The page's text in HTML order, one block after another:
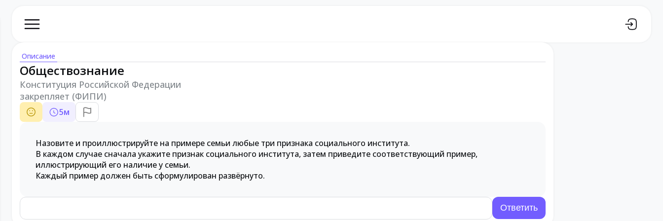
Описание
Обществознание
Конституция Российской Федерации
закрепляет (ФИПИ)
5м
Назовите и проиллюстрируйте на примере семьи любые три признака социального института.
В каждом случае сначала укажите признак социального института, затем приведите соответствующий пример,
иллюстрирующий его наличие у семьи.
Каждый пример должен быть сформулирован развёрнуто.